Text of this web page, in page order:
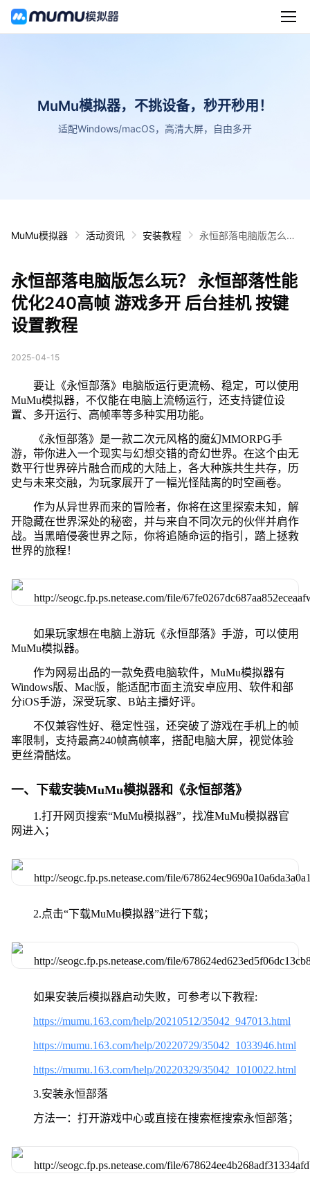
MuMu模拟器，不挑设备，秒开秒用！
适配Windows/macOS，高清大屏，自由多开
MuMu模拟器 活动资讯 安装教程
永恒部落电脑版怎么
台挂机 按键设置教程
永恒部落电脑版怎么玩？ 永恒部落性能
优化240高帧 游戏多开 后台挂机 按键
设置教程
2025-04-15
要让《永恒部落》电脑版运行更流畅、稳定，可以使用
MuMu模拟器，不仅能在电脑上流畅运行，还支持键位设
置、多开运行、高帧率等多种实用功能。
《永恒部落》是一款二次元风格的魔幻MMORPG手
游，带你进入一个现实与幻想交错的奇幻世界。在这个由无
数平行世界碎片融合而成的大陆上，各大种族共生共存，历
史与未来交融，为玩家展开了一幅光怪陆离的时空画卷。
作为从异世界而来的冒险者，你将在这里探索未知，解
开隐藏在世界深处的秘密，并与来自不同次元的伙伴并肩作
战。当黑暗侵袭世界之际，你将追随命运的指引，踏上拯救
世界的旅程！
如果玩家想在电脑上游玩《永恒部落》手游，可以使用
MuMu模拟器。
作为网易出品的一款免费电脑软件，MuMu模拟器有
Windows版、Mac版，能适配市面主流安卓应用、软件和部
分iOS手游，深受玩家、B站主播好评。
不仅兼容性好、稳定性强，还突破了游戏在手机上的帧
率限制，支持最高240帧高帧率，搭配电脑大屏，视觉体验
更丝滑酷炫。
一、下载安装MuMu模拟器和《永恒部落》
1.打开网页搜索“MuMu模拟器”，找准MuMu模拟器官
网进入；
2.点击“下载MuMu模拟器”进行下载；
如果安装后模拟器启动失败，可参考以下教程:
https://mumu.163.com/help/20210512/35042_947013.html
https://mumu.163.com/help/20220729/35042_1033946.html
https://mumu.163.com/help/20220329/35042_1010022.html
3.安装永恒部落
方法一：打开游戏中心或直接在搜索框搜索永恒部落；